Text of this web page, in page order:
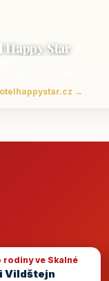
Happy Star
→
rodiny ve Skalné
Vildštejn